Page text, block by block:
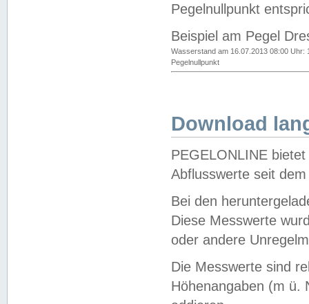
Pegelnullpunkt
Beispiel am Pegel
Wasserstand am 16.07.2013 08:00 Uhr:
Pegelnullpunkt
Download
PEGELONLINE
Abflusswerte seit
Bei den
Diese Messwerte
oder andere
Die Messwerte sind
Höhenangaben (m ü.